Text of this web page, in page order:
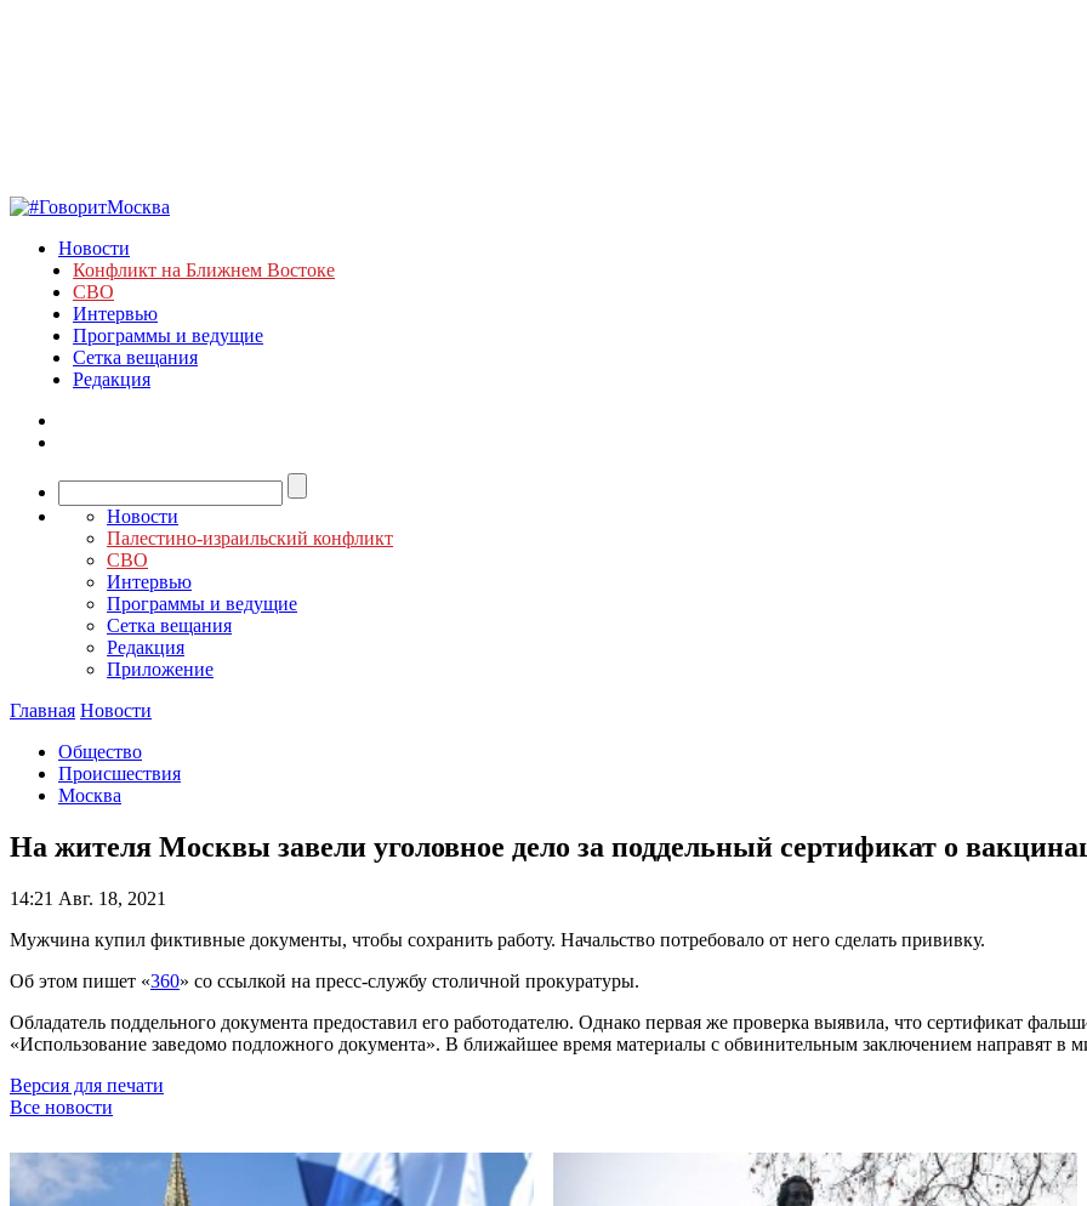
Новости
Конфликт на Ближнем Востоке
СВО
Интервью
Программы и ведущие
Сетка вещания
Редакция
Новости
Палестино-израильский конфликт
СВО
Интервью
Программы и ведущие
Сетка вещания
Редакция
Приложение
Главная Новости
Общество
Происшествия
Москва
На жителя Москвы завели уголовное дело за поддельный сертификат о
14:21 Авг. 18, 2021
Мужчина купил фиктивные документы, чтобы сохранить работу. Начальство потребовало от него сделать прививку.
Об этом пишет «360» со ссылкой на пресс-службу столичной прокуратуры.
Обладатель поддельного документа предоставил его работодателю. Однако первая же проверка выявила, что сертификат
«Использование заведомо подложного документа». В ближайшее время материалы с обвинительным заключением направят в
Версия для печати
Все новости